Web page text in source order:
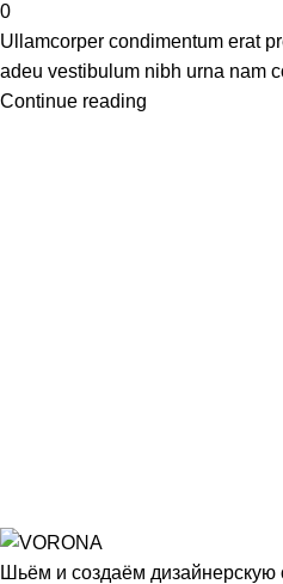
0
Ullamcorper condimentum erat
adeu vestibulum nibh urna nam
Continue reading
Шьём и создаём дизайнерскую